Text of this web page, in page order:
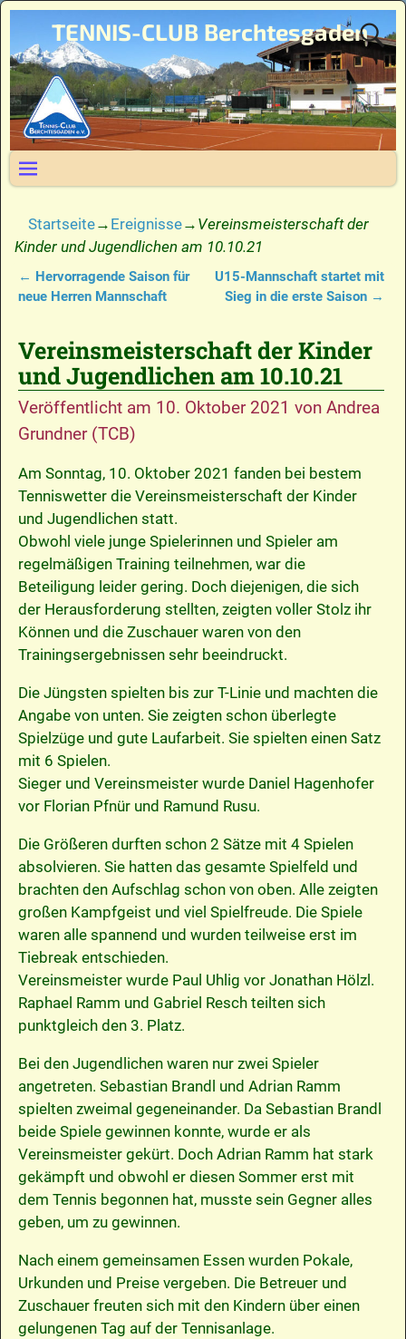
TENNIS-CLUB Berchtesgaden
Startseite→ Ereignisse→ Vereinsmeisterschaft der
Kinder und Jugendlichen am 10.10.21
Artikelnavigation
← Hervorragende Saison für
neue Herren Mannschaft
U15-Mannschaft startet mit
Sieg in die erste Saison →
Vereinsmeisterschaft der Kinder
und Jugendlichen am 10.10.21
Veröffentlicht am 10. Oktober 2021 von Andrea
Grundner (TCB)
Am Sonntag, 10. Oktober 2021 fanden bei bestem
Tenniswetter die Vereinsmeisterschaft der Kinder
und Jugendlichen statt.
Obwohl viele junge Spielerinnen und Spieler am
regelmäßigen Training teilnehmen, war die
Beteiligung leider gering. Doch diejenigen, die sich
der Herausforderung stellten, zeigten voller Stolz ihr
Können und die Zuschauer waren von den
Trainingsergebnissen sehr beeindruckt.
Die Jüngsten spielten bis zur T-Linie und machten die
Angabe von unten. Sie zeigten schon überlegte
Spielzüge und gute Laufarbeit. Sie spielten einen Satz
mit 6 Spielen.
Sieger und Vereinsmeister wurde Daniel Hagenhofer
vor Florian Pfnür und Ramund Rusu.
Die Größeren durften schon 2 Sätze mit 4 Spielen
absolvieren. Sie hatten das gesamte Spielfeld und
brachten den Aufschlag schon von oben. Alle zeigten
großen Kampfgeist und viel Spielfreude. Die Spiele
waren alle spannend und wurden teilweise erst im
Tiebreak entschieden.
Vereinsmeister wurde Paul Uhlig vor Jonathan Hölzl.
Raphael Ramm und Gabriel Resch teilten sich
punktgleich den 3. Platz.
Bei den Jugendlichen waren nur zwei Spieler
angetreten. Sebastian Brandl und Adrian Ramm
spielten zweimal gegeneinander. Da Sebastian Brandl
beide Spiele gewinnen konnte, wurde er als
Vereinsmeister gekürt. Doch Adrian Ramm hat stark
gekämpft und obwohl er diesen Sommer erst mit
dem Tennis begonnen hat, musste sein Gegner alles
geben, um zu gewinnen.
Nach einem gemeinsamen Essen wurden Pokale,
Urkunden und Preise vergeben. Die Betreuer und
Zuschauer freuten sich mit den Kindern über einen
gelungenen Tag auf der Tennisanlage.